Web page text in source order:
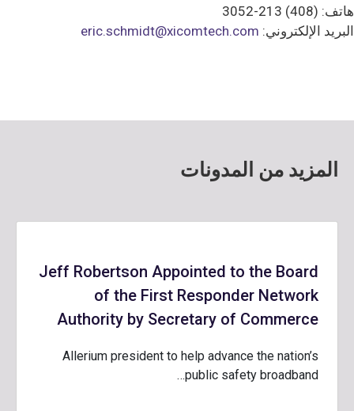
هاتف: (408) 213-3052
البريد الإلكتروني: eric.schmidt@xicomtech.com
المزيد من المدونات
Jeff Robertson Appointed to the Board
of the First Responder Network
Authority by Secretary of Commerce
Allerium president to help advance the nation’s
public safety broadband…